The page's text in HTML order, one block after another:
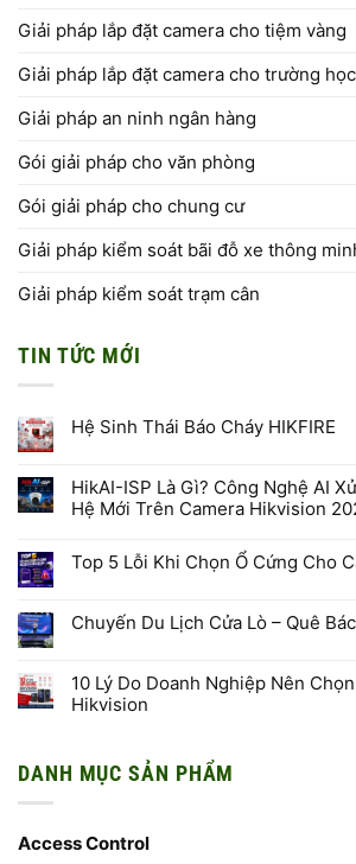
Giải pháp lắp đặt camera cho tiệm vàng
Giải pháp lắp đặt camera cho trường học
Giải pháp an ninh ngân hàng
Gói giải pháp cho văn phòng
Gói giải pháp cho chung cư
Giải pháp kiểm soát bãi đỗ xe thông
Giải pháp kiểm soát trạm cân
TIN TỨC MỚI
Hệ Sinh Thái Báo Cháy HIKFIRE
bình
luận
ở
Hệ
Báo
Cháy
HikAI-ISP Là Gì? Công Nghệ AI
Hệ Mới Trên Camera Hikvision
bình
luận
ISP
Là
Nghệ
AI
Xử
Lý
Hệ
2026
Top 5 Lỗi Khi Chọn Ổ Cứng Cho
bình
luận
Lỗi
Khi
Chọn
Camera
Chuyến Du Lịch Cửa Lò – Quê
bình
luận
ở
Chuyến
10 Lý Do Doanh Nghiệp Nên
Hikvision
luận
ở
Doanh
Nghiệp
DANH MỤC SẢN PHẨM
Access Control